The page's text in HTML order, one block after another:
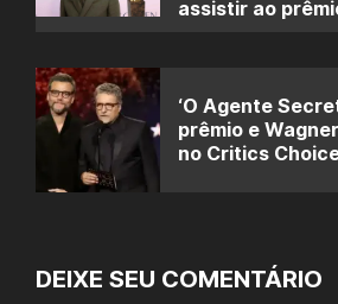
assistir ao
‘O Agente
prêmio e
no Critics
DEIXE SEU COMENTÁRIO